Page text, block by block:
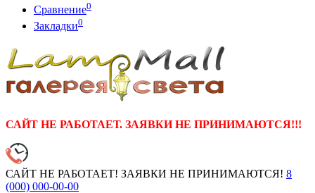
Сравнение0
Закладки0
САЙТ НЕ РАБОТАЕТ. ЗАЯВКИ НЕ ПРИНИМАЮТСЯ!!!
САЙТ НЕ РАБОТАЕТ! ЗАЯВКИ НЕ ПРИНИМАЮТСЯ! 8
(000) 000-00-00